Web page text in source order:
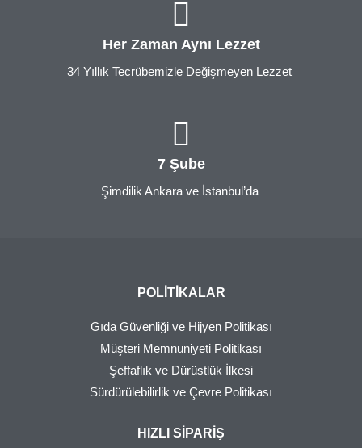
Her Zaman Aynı Lezzet
34 Yıllık Tecrübemizle Değişmeyen Lezzet
7 Şube
Şimdilik Ankara ve İstanbul’da
POLITIKALAR
Gıda Güvenliği ve Hijyen Politikası
Müşteri Memnuniyeti Politikası
Şeffaflık ve Dürüstlük İlkesi
Sürdürülebilirlik ve Çevre Politikası
HIZLI SIPARIŞ